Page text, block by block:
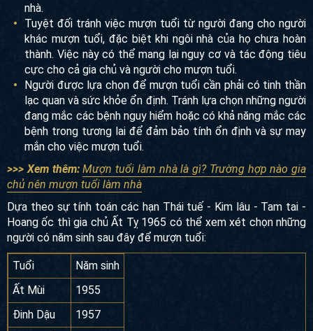
nhà.
Tuyệt đối tránh việc mượn tuổi từ người đang cho người
khác mượn tuổi, đặc biệt khi ngôi nhà của họ chưa hoàn
thành. Việc này có thể mang lại nguy cơ và tác động tiêu
cực cho cả gia chủ và người cho mượn tuổi.
Người được lựa chọn để mượn tuổi cần phải có tinh thần
lạc quan và sức khỏe ổn định. Tránh lựa chọn những người
đang mắc các bệnh nguy hiểm hoặc có khả năng mắc các
bệnh trong tương lai để đảm bảo tính ổn định và sự may
mắn cho việc mượn tuổi.
>>> Xem thêm: Mượn tuổi làm nhà là gì? Trường hợp nào gia
chủ nên mượn tuổi làm nhà
Dựa theo sự tính toán các hạn Thái tuế - Kim lâu - Tam tai -
Hoang ốc thì gia chủ Ất Tỵ 1965 có thể xem xét chọn những
người có năm sinh sau đây để mượn tuổi:
Tuổi
Năm sinh
Ất Mùi
1955
Đinh Dậu
1957